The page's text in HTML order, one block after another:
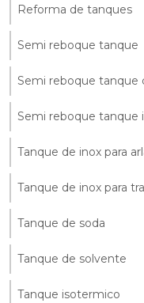
Reforma de tanques
Semi reboque tanque
Semi reboque tanque
Semi reboque tanque
Tanque de inox para
Tanque de inox para
Tanque de soda
Tanque de solvente
Tanque isotermico